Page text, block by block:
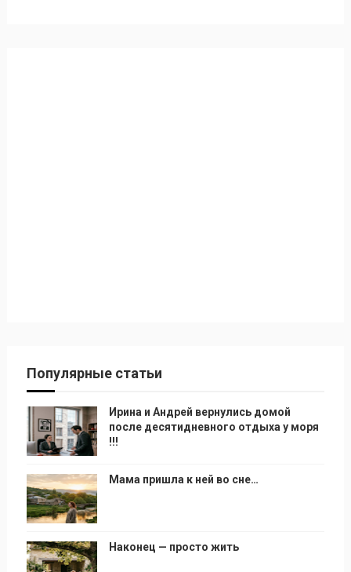
Популярные статьи
Ирина и Андрей вернулись домой
после десятидневного отдыха у моря
!!!
Мама пришла к ней во сне…
Наконец — просто жить